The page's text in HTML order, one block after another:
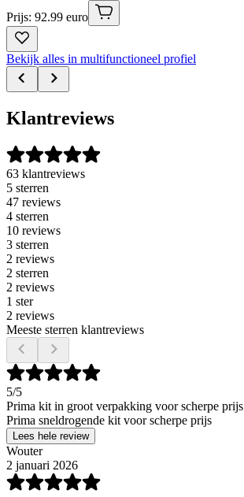
Prijs: 92.99 euro
Bekijk alles in multifunctioneel profiel
Klantreviews
63 klantreviews
5 sterren
47 reviews
4 sterren
10 reviews
3 sterren
2 reviews
2 sterren
2 reviews
1 ster
2 reviews
Meeste sterren klantreviews
5/5
Prima kit in groot verpakking voor scherpe prijs
Prima sneldrogende kit voor scherpe prijs
Lees hele review
Wouter
2 januari 2026